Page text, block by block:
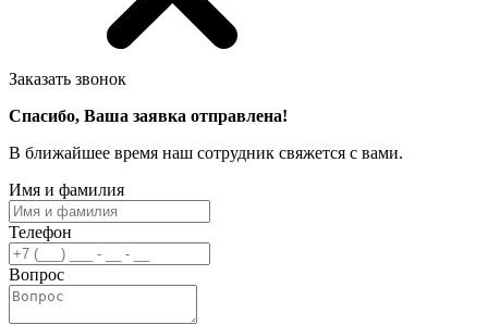
Заказать звонок
Спасибо, Ваша заявка отправлена!
В ближайшее время наш сотрудник свяжется с вами.
Имя и фамилия
Телефон
Вопрос